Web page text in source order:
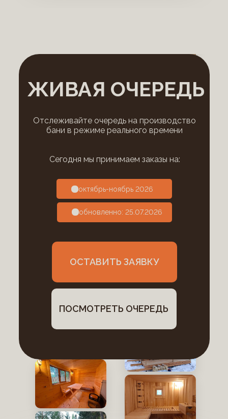
ЖИВАЯ ОЧЕРЕДЬ
Отслеживайте очередь на производство
бани в режиме реального времени
обновленно: 25.07.2026
Сегодня мы принимаем заказы на:
октябрь-ноябрь 2026
ПОСМОТРЕТЬ ОЧЕРЕДЬ
ОСТАВИТЬ ЗАЯВКУ